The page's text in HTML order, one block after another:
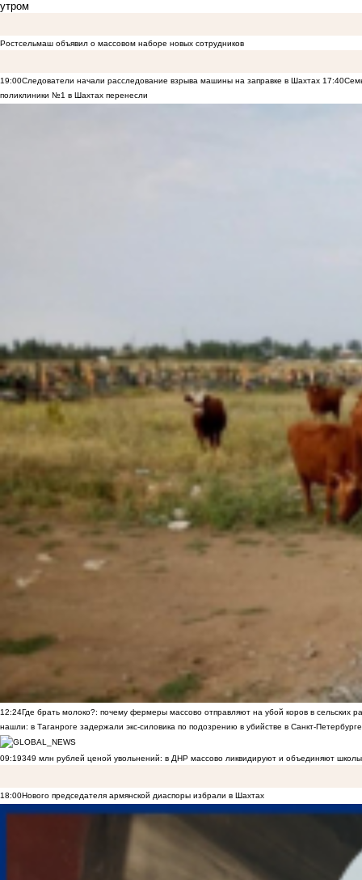
утром
Ростсельмаш объявил о массовом наборе новых сотрудников
19:00Следователи начали расследование взрыва машины на заправке в Шахтах 17:40
поликлиники №1 в Шахтах перенесли
12:24Где брать молоко?: почему фермеры массово отправляют на убой коров в сельских
нашли: в Таганроге задержали экс-силовика по подозрению в убийстве в Санкт-Петербурге
09:19349 млн рублей ценой увольнений: в ДНР массово ликвидируют и объединяют
18:00Нового председателя армянской диаспоры избрали в Шахтах